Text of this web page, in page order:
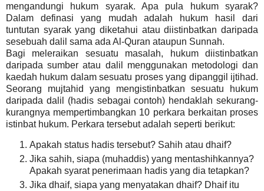
mengandungi hukum syarak. Apa pula hukum syarak?
Dalam definasi yang mudah adalah hukum hasil dari
tuntutan syarak yang diketahui atau diistinbatkan daripada
sesebuah dalil sama ada Al-Quran ataupun Sunnah.
Bagi meleraikan sesuatu masalah, hukum diistinbatkan
daripada sumber atau dalil menggunakan metodologi dan
kaedah hukum dalam sesuatu proses yang dipanggil ijtihad.
Seorang mujtahid yang mengistinbatkan sesuatu hukum
daripada dalil (hadis sebagai contoh) hendaklah sekurang-
kurangnya mempertimbangkan 10 perkara berkaitan proses
istinbat hukum. Perkara tersebut adalah seperti berikut:
Apakah status hadis tersebut? Sahih atau dhaif?
Jika sahih, siapa (muhaddis) yang mentashihkannya?
Apakah syarat penerimaan hadis yang dia tetapkan?
Jika dhaif, siapa yang menyatakan dhaif? Dhaif itu